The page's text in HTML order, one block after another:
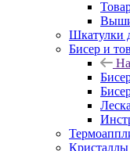
Шкатулки
Бисер и